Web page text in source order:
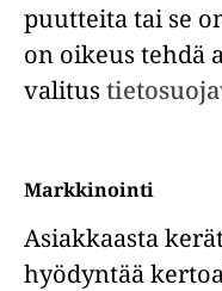
puutteita tai se
on oikeus tehdä
valitus
Markkinointi
Asiakkaasta
hyödyntää